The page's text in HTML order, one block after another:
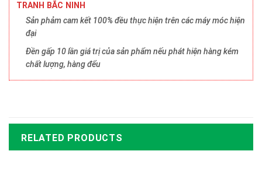
TRANH BẮC NINH
Sản phảm cam kết 100% đều thực hiện trên các máy móc hiện
đại
Đền gấp 10 lần giá trị của sản phẩm nếu phát hiện hàng kém
chất lượng, hàng đểu
RELATED PRODUCTS